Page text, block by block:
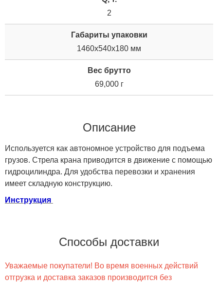
2
Габариты упаковки
1460x540x180 мм
Вес брутто
69,000 г
Описание
Используется как автономное устройство для подъема
грузов. Стрела крана приводится в движение с помощью
гидроцилиндра. Для удобства перевозки и хранения
имеет складную конструкцию.
Инструкция
Способы доставки
Уважаемые покупатели! Во время военных действий
отгрузка и доставка заказов производится без